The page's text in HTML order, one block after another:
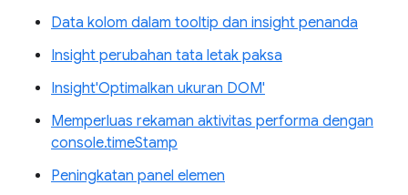
Data kolom dalam tooltip dan insight penanda
Insight perubahan tata letak paksa
Insight'Optimalkan ukuran DOM'
Memperluas rekaman aktivitas performa dengan
console.timeStamp
Peningkatan panel elemen